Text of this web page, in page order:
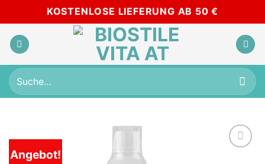
to
content
KOSTENLOSE LIEFERUNG AB 50 €
Suche
nach:
Angebot!